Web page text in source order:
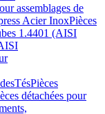
assemblages de
Acier InoxPièces
1.4401 (AISI
TésPièces
détachées pour